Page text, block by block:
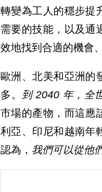
轉變為工人的穩步提
需要的技能，以及通
效地找到合適的機會
歐洲、北美和亞洲的
多。 到 2040 年，全
市場的產物，而這應
利亞、印尼和越南年
認為， 我們可以從他